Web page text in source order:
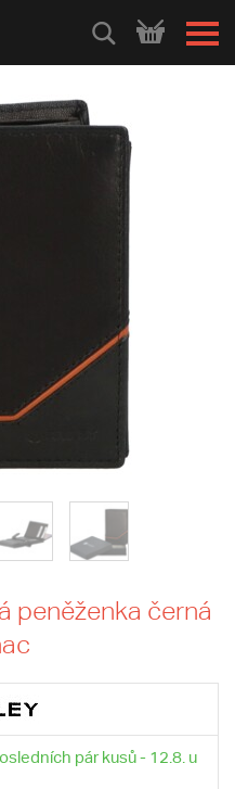
HLEDEJ
peněženka černá
pár kusů - 12.8. u